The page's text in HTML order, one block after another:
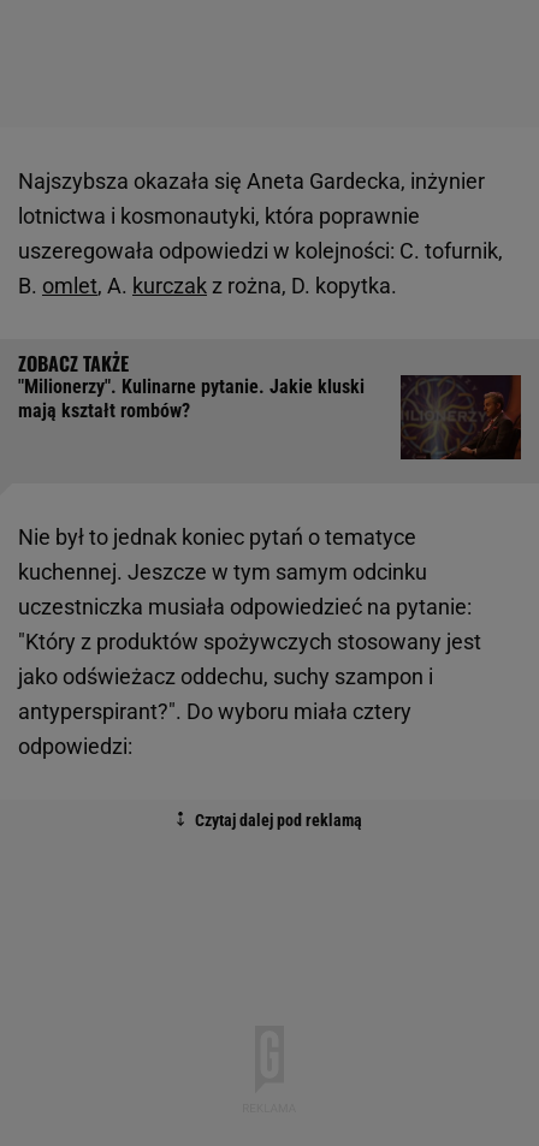
Najszybsza okazała się Aneta Gardecka, inżynier
lotnictwa i kosmonautyki, która poprawnie
uszeregowała odpowiedzi w kolejności: C. tofurnik,
B. omlet, A. kurczak z rożna, D. kopytka.
"Milionerzy". Kulinarne pytanie. Jakie kluski
mają kształt rombów?
Nie był to jednak koniec pytań o tematyce
kuchennej. Jeszcze w tym samym odcinku
uczestniczka musiała odpowiedzieć na pytanie:
"Który z produktów spożywczych stosowany jest
jako odświeżacz oddechu, suchy szampon i
antyperspirant?". Do wyboru miała cztery
odpowiedzi: